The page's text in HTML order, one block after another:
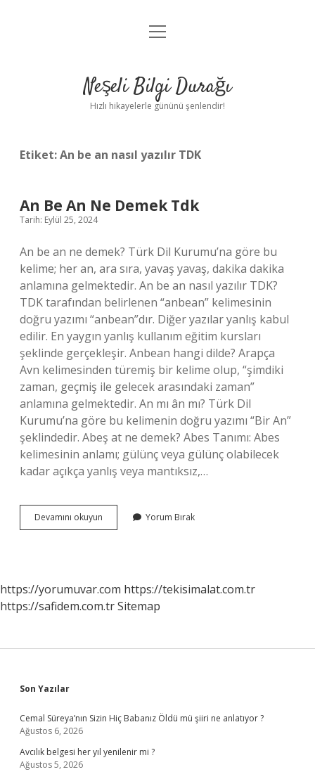
Anasayfa
Yasal Uyarı
menüyü
Neşeli Bilgi Durağı
Hızlı hikayelerle gününü şenlendir!
Etiket:An be an nasıl yazılır TDK
An Be An Ne Demek Tdk
Tarih: Eylül 25, 2024
An be an ne demek? Türk Dil Kurumu’na göre bu
kelime; her an, ara sıra, yavaş yavaş, dakika dakika
anlamına gelmektedir. An be an nasıl yazılır TDK?
TDK tarafından belirlenen “anbean” kelimesinin
doğru yazımı “anbean”dır. Diğer yazılar yanlış kabul
edilir. En yaygın yanlış kullanım eğitim kursları
şeklinde gerçekleşir. Anbean hangi dilde? Arapça
Avn kelimesinden türemiş bir kelime olup, “şimdiki
zaman, geçmiş ile gelecek arasındaki zaman”
anlamına gelmektedir. An mı ân mı? Türk Dil
Kurumu’na göre bu kelimenin doğru yazımı “Bir An”
şeklindedir. Abeş at ne demek? Abes Tanımı: Abes
kelimesinin anlamı; gülünç veya gülünç olabilecek
kadar açıkça yanlış veya mantıksız,…
Devamını okuyun
Be
Yorum Bırak
https://yorumuvar.com https://tekisimalat.com.tr
https://safidem.com.trSitemap
Sidebar
Son Yazılar
Cemal Süreya’nın Sizin Hiç Babanız Öldü mü şiiri ne anlatıyor ?
Ağustos 6, 2026
Avcılık belgesi her yıl yenilenir mi ?
Ağustos 5, 2026